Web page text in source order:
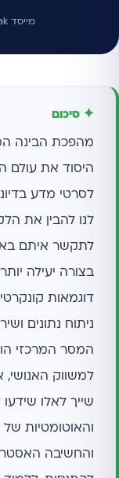
מייסד Topeak · מומחה קידום ובניית אתרים
✦ סיכום
מהפכת הבינה
היסוד את עולם
לנו להבין את
לתקשר איתם
בצורה יעילה
דוגמאות
ניתוח נתונים
המסר המרכזי
למשווק
שייך לאלו
והאוטומטיות
והחשיבה